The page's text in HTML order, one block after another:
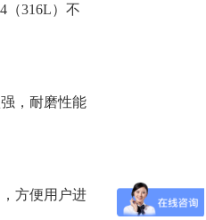
（316L）不
，耐磨性能
方便用户进